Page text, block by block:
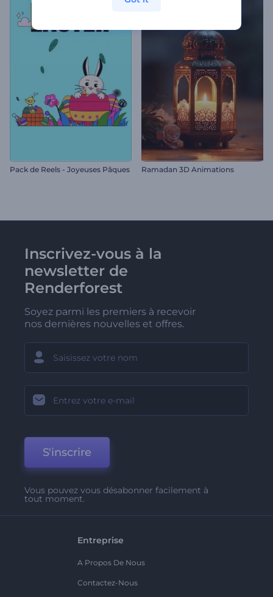
Pack de Reels - Joyeuses Pâques Ramadan 3D Animations
Inscrivez-vous à la
newsletter de
Renderforest
Soyez parmi les premiers à recevoir
nos dernières nouvelles et offres.
S'inscrire
Vous pouvez vous désabonner facilement à
tout moment.
Entreprise
A Propos De Nous
Contactez-Nous